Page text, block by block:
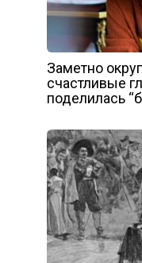
Заметно
счастливые
поделилась